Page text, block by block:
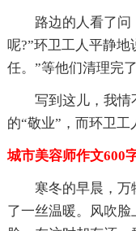
路边的人看了问
呢?”环卫工人平静
任。”等他们清理完
写到这儿，我情不
的“敬业”，而环卫
城市美容师作文600
寒冬的早晨，万
了一丝温暖。风吹